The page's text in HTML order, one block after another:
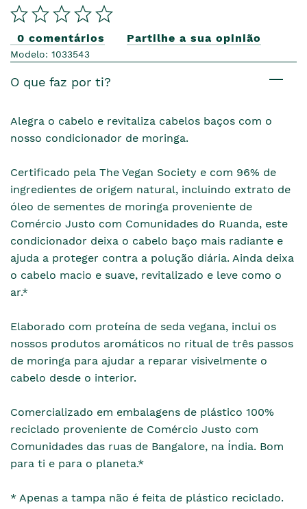
0 comentários Partilhe a sua opinião
Modelo: 1033543
O que faz por ti?
Alegra o cabelo e revitaliza cabelos baços com o
nosso condicionador de moringa.
Certificado pela The Vegan Society e com 96% de
ingredientes de origem natural, incluindo extrato de
óleo de sementes de moringa proveniente de
Comércio Justo com Comunidades do Ruanda, este
condicionador deixa o cabelo baço mais radiante e
ajuda a proteger contra a polução diária. Ainda deixa
o cabelo macio e suave, revitalizado e leve como o
ar.*
Elaborado com proteína de seda vegana, inclui os
nossos produtos aromáticos no ritual de três passos
de moringa para ajudar a reparar visivelmente o
cabelo desde o interior.
Comercializado em embalagens de plástico 100%
reciclado proveniente de Comércio Justo com
Comunidades das ruas de Bangalore, na Índia. Bom
para ti e para o planeta.*
* Apenas a tampa não é feita de plástico reciclado.